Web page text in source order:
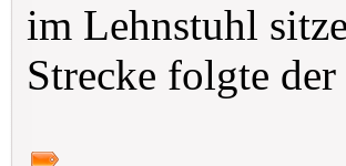
im Lehnstuhl
Strecke folgte